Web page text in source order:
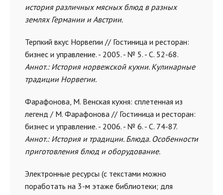
история различных мясных блюд в разных
землях Германии и Австрии.
Терпкий вкус Норвегии // Гостиница и ресторан:
бизнес и управление. - 2005. - № 5. - С. 52-68.
Аннот.: История норвежской кухни. Кулинарные
традиции Норвегии.
Фарафонова, М. Венская кухня: сплетенная из
легенд / М. Фарафонова // Гостиница и ресторан:
бизнес и управление. - 2006. - № 6. - С. 74-87.
Аннот.: История и традиции. Блюда. Особенности
приготовления блюд и оборудование.
Электронные ресурсы (с текстами можно
поработать на 3-м этаже библиотеки; для